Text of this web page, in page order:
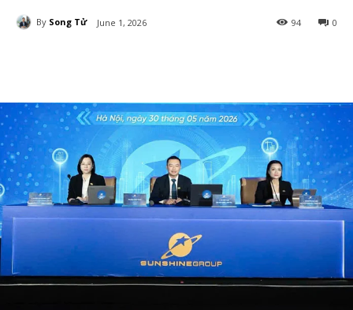
By Song Tử June 1, 2026 0
94